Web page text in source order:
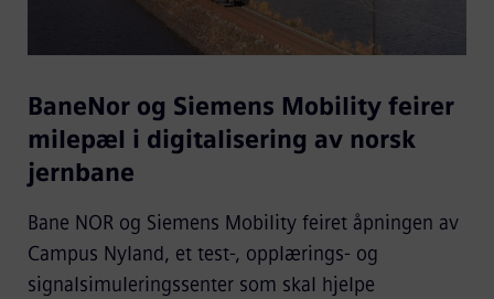
BaneNor og Siemens Mobility feirer
milepæl i digitalisering av norsk
jernbane
Bane NOR og Siemens Mobility feiret åpningen av
Campus Nyland, et test-, opplærings- og
signalsimuleringssenter som skal hjelpe